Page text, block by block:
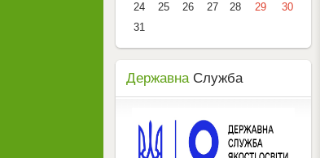
24
25 26 27 28 29
30
31
ДержавнаСлужба